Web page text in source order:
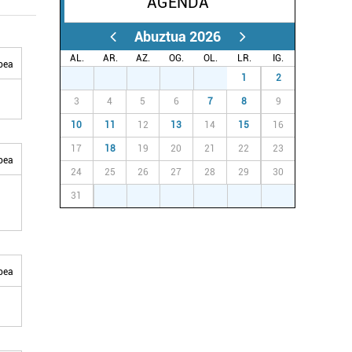
Abuztua 2026
AL. AR. AZ. OG. OL. LR.
IG.
1 2
3 4 5 6 7 8 9
10 11 12 13 14 15 16
17 18 19 20 21 22 23
24 25 26 27 28 29 30
31